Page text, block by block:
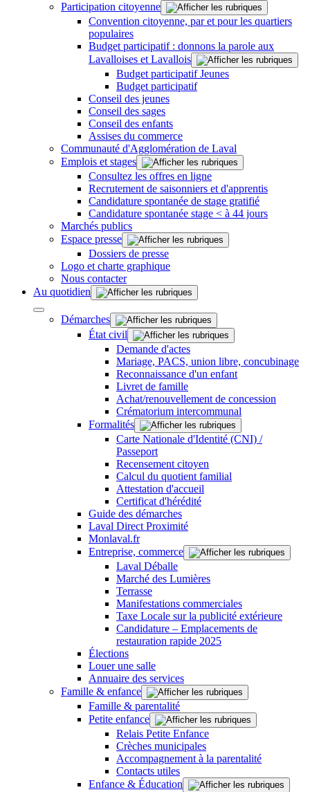
Participation citoyenne
Convention citoyenne, par et pour les quartiers
populaires
Budget participatif : donnons la parole aux
Lavalloises et Lavallois
Budget participatif Jeunes
Budget participatif
Conseil des jeunes
Conseil des sages
Conseil des enfants
Assises du commerce
Communauté d'Agglomération de Laval
Emplois et stages
Consultez les offres en ligne
Recrutement de saisonniers et d'apprentis
Candidature spontanée de stage gratifié
Candidature spontanée stage < à 44 jours
Marchés publics
Espace presse
Dossiers de presse
Logo et charte graphique
Nous contacter
Au quotidien
Démarches
État civil
Demande d'actes
Mariage, PACS, union libre, concubinage
Reconnaissance d'un enfant
Livret de famille
Achat/renouvellement de concession
Crématorium intercommunal
Formalités
Carte Nationale d'Identité (CNI) /
Passeport
Recensement citoyen
Calcul du quotient familial
Attestation d'accueil
Certificat d'hérédité
Guide des démarches
Laval Direct Proximité
Monlaval.fr
Entreprise, commerce
Laval Déballe
Marché des Lumières
Terrasse
Manifestations commerciales
Taxe Locale sur la publicité extérieure
Candidature – Emplacements de
restauration rapide 2025
Élections
Louer une salle
Annuaire des services
Famille & enfance
Famille & parentalité
Petite enfance
Relais Petite Enfance
Crèches municipales
Accompagnement à la parentalité
Contacts utiles
Enfance & Éducation